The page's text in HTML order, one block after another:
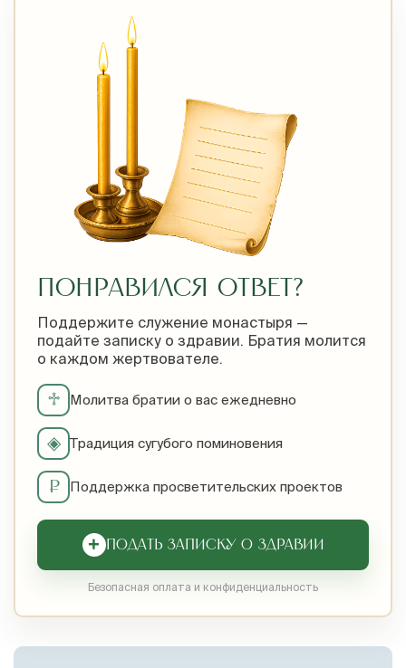
ПОНРАВИЛСЯ ОТВЕТ?
Поддержите служение монастыря —
подайте записку о здравии. Братия молится
о каждом жертвователе.
♱ Молитва братии о вас ежедневно
◈ Традиция сугубого поминовения
₽ Поддержка просветительских проектов
+ ПОДАТЬ ЗАПИСКУ О ЗДРАВИИ
Безопасная оплата и конфиденциальность